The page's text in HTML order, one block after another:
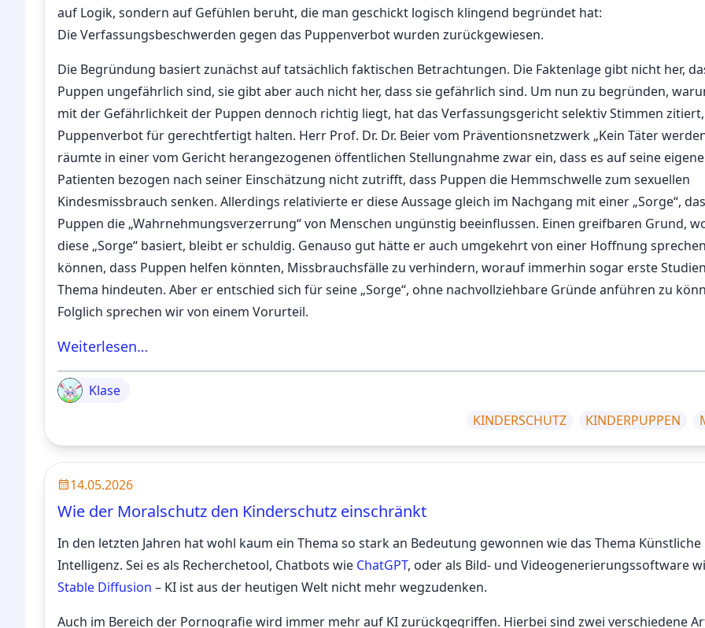
auf Logik, sondern auf Gefühlen beruht, die man geschickt logisch klingend begründet hat:
Die Verfassungsbeschwerden gegen das Puppenverbot wurden zurückgewiesen.
Die Begründung basiert zunächst auf tatsächlich faktischen Betrachtungen. Die Faktenlage gibt nicht her,
Puppen ungefährlich sind, sie gibt aber auch nicht her, dass sie gefährlich sind. Um nun zu begründen,
mit der Gefährlichkeit der Puppen dennoch richtig liegt, hat das Verfassungsgericht selektiv Stimmen
Puppenverbot für gerechtfertigt halten. Herr Prof. Dr. Dr. Beier vom Präventionsnetzwerk „Kein Täter
räumte in einer vom Gericht herangezogenen öffentlichen Stellungnahme zwar ein, dass es auf seine
Patienten bezogen nach seiner Einschätzung nicht zutrifft, dass Puppen die Hemmschwelle zum sexuellen
Kindesmissbrauch senken. Allerdings relativierte er diese Aussage gleich im Nachgang mit einer „Sorge“,
Puppen die „Wahrnehmungsverzerrung“ von Menschen ungünstig beeinflussen. Einen greifbaren Grund,
diese „Sorge“ basiert, bleibt er schuldig. Genauso gut hätte er auch umgekehrt von einer Hoffnung
können, dass Puppen helfen könnten, Missbrauchsfälle zu verhindern, worauf immerhin sogar erste
Thema hindeuten. Aber er entschied sich für seine „Sorge“, ohne nachvollziehbare Gründe anführen zu
Folglich sprechen wir von einem Vorurteil.
Weiterlesen…
Klase
KINDERSCHUTZ
KINDERPUPPEN
14.05.2026
Wie der Moralschutz den Kinderschutz einschränkt
In den letzten Jahren hat wohl kaum ein Thema so stark an Bedeutung gewonnen wie das Thema Künstliche
Intelligenz. Sei es als Recherchetool, Chatbots wie ChatGPT, oder als Bild- und Videogenerierungssoftware
Stable Diffusion – KI ist aus der heutigen Welt nicht mehr wegzudenken.
Auch im Bereich der Pornografie wird immer mehr auf KI zurückgegriffen. Hierbei sind zwei verschiedene